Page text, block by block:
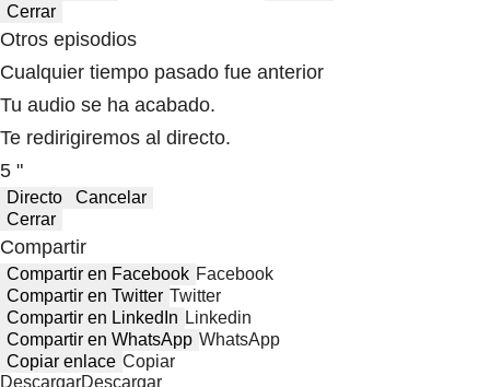
Cerrar
Otros episodios
Cualquier tiempo pasado fue anterior
Tu audio se ha acabado.
Te redirigiremos al directo.
5 "
Directo
Cancelar
Cerrar
Compartir
Compartir en Facebook Facebook
Compartir en Twitter Twitter
Compartir en LinkedIn Linkedin
Compartir en WhatsApp WhatsApp
Copiar enlace Copiar
DescargarDescargar